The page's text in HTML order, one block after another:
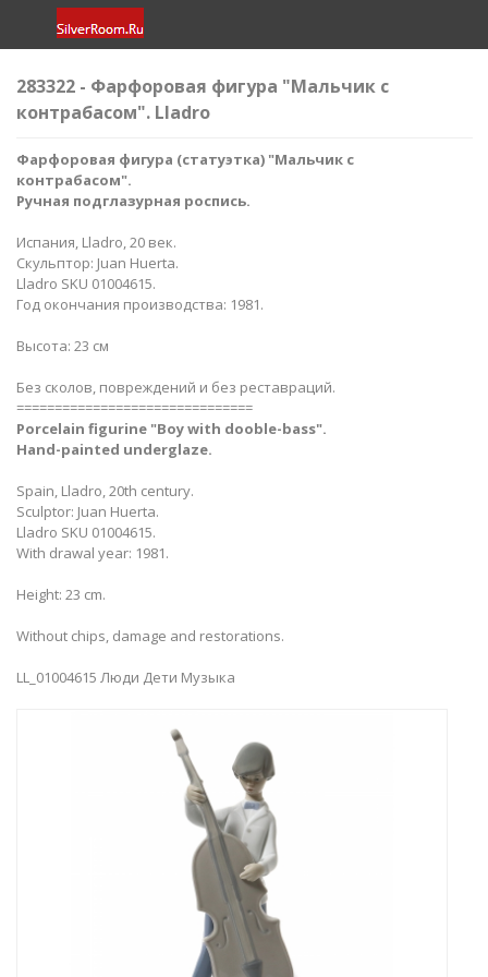
283322 - Фарфоровая фигура "Мальчик с
контрабасом". Lladro
Фарфоровая фигура (статуэтка) "Мальчик с
контрабасом".
Ручная подглазурная роспись.
Испания, Lladro, 20 век.
Скульптор: Juan Huerta.
Lladro SKU 01004615.
Год окончания производства: 1981.
Высота: 23 см
Без сколов, повреждений и без реставраций.
===============================
Porcelain figurine "Boy with dooble-bass".
Hand-painted underglaze.
Spain, Lladro, 20th century.
Sculptor: Juan Huerta.
Lladro SKU 01004615.
With drawal year: 1981.
Height: 23 cm.
Without chips, damage and restorations.
LL_01004615 Люди Дети Музыка